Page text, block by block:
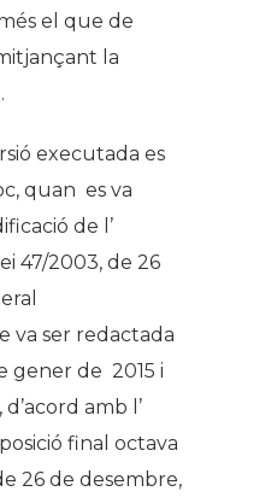
el que de
la
executada es
quan es va
de l’
47/2003, de 26
va ser redactada
gener de 2015 i
amb l’
final octava
26 de desembre,